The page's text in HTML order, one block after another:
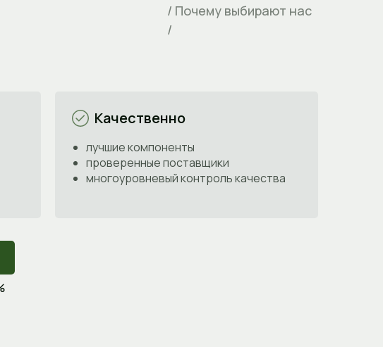
Качественно
лучшие компоненты
проверенные поставщики
многоуровневый контроль качества
/ Почему выбирают нас
/